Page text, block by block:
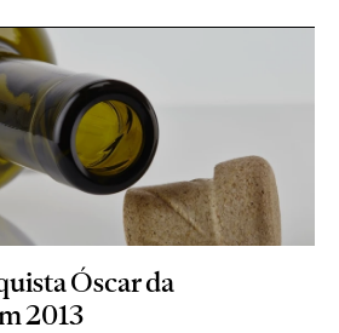
Óscar da
2013